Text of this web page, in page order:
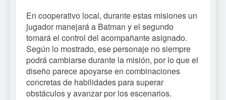
En cooperativo local, durante estas misiones un
jugador manejará a Batman y el segundo
tomará el control del acompañante asignado.
Según lo mostrado, ese personaje no siempre
podrá cambiarse durante la misión, por lo que el
diseño parece apoyarse en combinaciones
concretas de habilidades para superar
obstáculos y avanzar por los escenarios.